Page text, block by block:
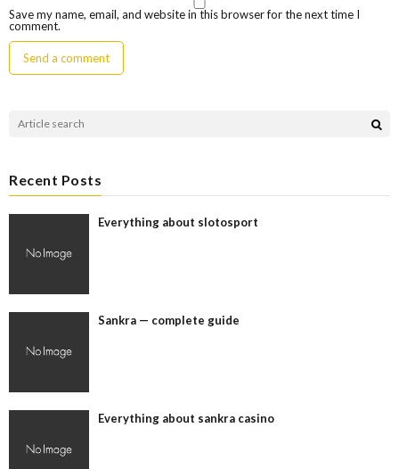
Save my name, email, and website in this browser for the next time I
comment.
Recent Posts
Everything about slotosport
Sankra — complete guide
Everything about sankra casino